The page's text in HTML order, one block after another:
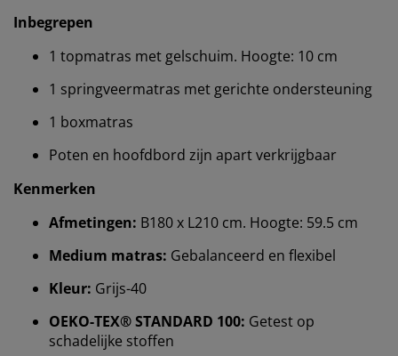
Inbegrepen
1 topmatras met gelschuim. Hoogte: 10 cm
1 springveermatras met gerichte ondersteuning
1 boxmatras
Poten en hoofdbord zijn apart verkrijgbaar
Kenmerken
Afmetingen: B180 x L210 cm. Hoogte: 59.5 cm
Medium matras: Gebalanceerd en flexibel
Kleur: Grijs-40
OEKO-TEX® STANDARD 100: Getest op
schadelijke stoffen